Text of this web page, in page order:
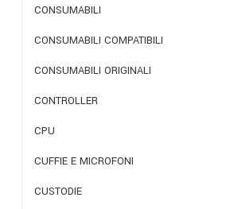
CONSUMABILI
CONSUMABILI COMPATIBILI
CONSUMABILI ORIGINALI
CONTROLLER
CPU
CUFFIE E MICROFONI
CUSTODIE